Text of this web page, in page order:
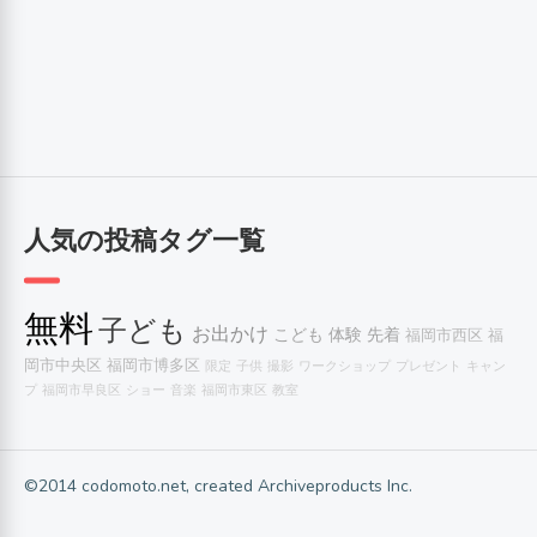
人気の投稿タグ一覧
無料子ども お出かけ こども 体験 先着 福岡市西区 福
岡市中央区 福岡市博多区 限定 子供 撮影 ワークショップ プレゼント キャン
プ 福岡市早良区 ショー 音楽 福岡市東区 教室
©2014 codomoto.net, created Archiveproducts Inc.